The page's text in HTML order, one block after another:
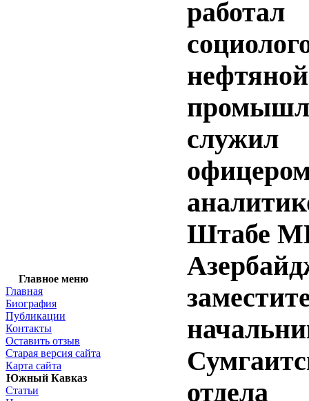
Главное меню
Главная
Биография
Публикации
Контакты
Оставить отзыв
Старая версия сайта
Карта сайта
Южный Кавказ
Статьи
работал
нефтяной
служил
Штабе
отдела